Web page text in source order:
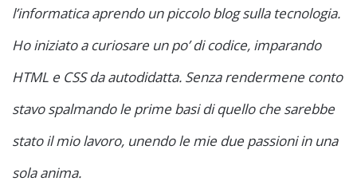
l’informatica aprendo un piccolo blog sulla tecnologia.
Ho iniziato a curiosare un po’ di codice, imparando
HTML e CSS da autodidatta. Senza rendermene conto
stavo spalmando le prime basi di quello che sarebbe
stato il mio lavoro, unendo le mie due passioni in una
sola anima.